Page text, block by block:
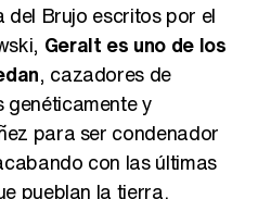
del Brujo escritos por el
Geralt es uno de los
, cazadores de
y
para ser condenador
con las últimas
pueblan la tierra.